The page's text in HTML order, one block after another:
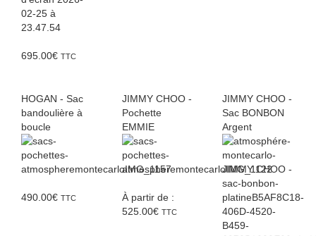
695.00€ TTC
HOGAN - Sac
bandoulière à
boucle
490.00€ TTC
JIMMY CHOO -
Pochette
EMMIE
À partir de :
525.00€ TTC
JIMMY CHOO -
Sac BONBON
Argent